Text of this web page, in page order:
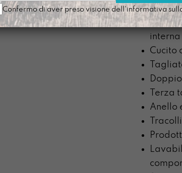
Cucito
Terza
Anello
Confermo di aver preso visione dell'informativa